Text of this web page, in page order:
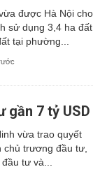
được Hà Nội cho
sử dụng 3,4 ha đất
tại phường...
gần 7 tỷ USD
vừa trao quyết
chủ trương đầu tư,
tư và...